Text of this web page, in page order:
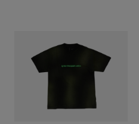
ЗАЯВКА ОТПРАВЛЕНА